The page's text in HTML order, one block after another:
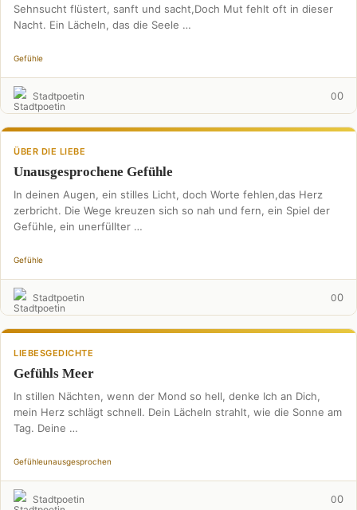
Sehnsucht flüstert, sanft und sacht,Doch Mut fehlt oft in dieser
Nacht. Ein Lächeln, das die Seele …
Gefühle
Stadtpoetin 00
ÜBER DIE LIEBE
Unausgesprochene Gefühle
In deinen Augen, ein stilles Licht, doch Worte fehlen,das Herz
zerbricht. Die Wege kreuzen sich so nah und fern, ein Spiel der
Gefühle, ein unerfüllter …
Gefühle
Stadtpoetin 00
LIEBESGEDICHTE
Gefühls Meer
In stillen Nächten, wenn der Mond so hell, denke Ich an Dich,
mein Herz schlägt schnell. Dein Lächeln strahlt, wie die Sonne am
Tag. Deine …
Gefühleunausgesprochen
Stadtpoetin 00